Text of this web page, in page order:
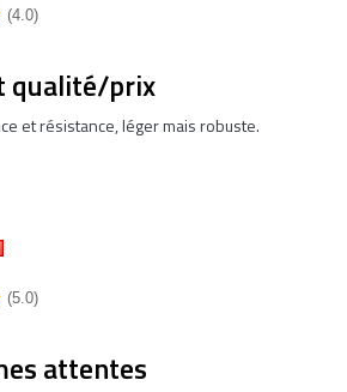
(4.0)
qualité/prix
et résistance, léger mais robuste.
(5.0)
attentes